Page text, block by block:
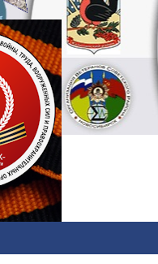
Военной
и